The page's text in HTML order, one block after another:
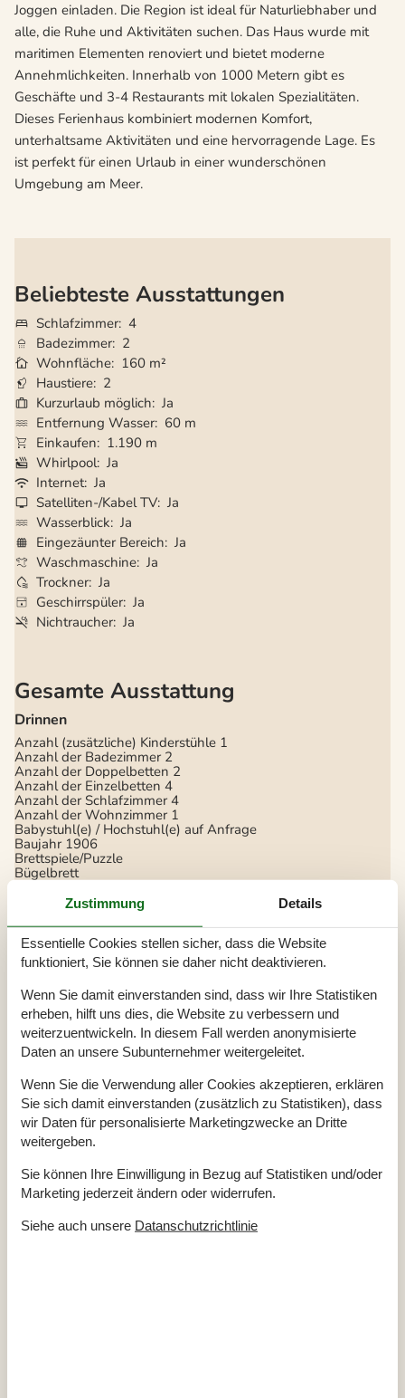
Joggen einladen. Die Region ist ideal für Naturliebhaber und
alle, die Ruhe und Aktivitäten suchen. Das Haus wurde mit
maritimen Elementen renoviert und bietet moderne
Annehmlichkeiten. Innerhalb von 1000 Metern gibt es
Geschäfte und 3-4 Restaurants mit lokalen Spezialitäten.
Dieses Ferienhaus kombiniert modernen Komfort,
unterhaltsame Aktivitäten und eine hervorragende Lage. Es
ist perfekt für einen Urlaub in einer wunderschönen
Umgebung am Meer.
Beliebteste Ausstattungen
Schlafzimmer 4
Badezimmer 2
Wohnfläche 160 m²
Haustiere 2
Kurzurlaub möglich Ja
Entfernung Wasser 60 m
Einkaufen
1.190 m
Whirlpool Ja
Internet Ja
Satelliten-/Kabel TV Ja
Wasserblick Ja
Eingezäunter Bereich Ja
Waschmaschine Ja
Trockner Ja
Geschirrspüler Ja
Nichtraucher Ja
Gesamte Ausstattung
Drinnen
Anzahl (zusätzliche) Kinderstühle 1
Anzahl der Badezimmer 2
Anzahl der Doppelbetten 2
Anzahl der Einzelbetten 4
Anzahl der Schlafzimmer 4
Anzahl der Wohnzimmer 1
Babystuhl(e) / Hochstuhl(e) auf Anfrage
Baujahr 1906
Brettspiele/Puzzle
Bügelbrett
Fernseher
Flachbildfernseher
Heizung
Haartrockner
Jahr der letzten Modernisierung der Unterkunft 2016
Kleiderschrank
Lounge-Betten
Pool / Snooker
Radio
Rauchmelder
Reinigungsmittel
SAT-TV
Staubsauger
Stereo
Verbandkasten
Waschmaschine
WLAN Kostenlos
Wohnfläche (in m²) 160
Wäschetrockner
Küche
Zustimmung Details
Essentielle Cookies stellen sicher, dass die Website
funktioniert, Sie können sie daher nicht deaktivieren.
Wenn Sie damit einverstanden sind, dass wir Ihre Statistiken
erheben, hilft uns dies, die Website zu verbessern und
weiterzuentwickeln. In diesem Fall werden anonymisierte
Daten an unsere Subunternehmer weitergeleitet.
Wenn Sie die Verwendung aller Cookies akzeptieren, erklären
Sie sich damit einverstanden (zusätzlich zu Statistiken), dass
wir Daten für personalisierte Marketingzwecke an Dritte
weitergeben.
Sie können Ihre Einwilligung in Bezug auf Statistiken und/oder
Marketing jederzeit ändern oder widerrufen.
Siehe auch unsere Datanschutzrichtlinie